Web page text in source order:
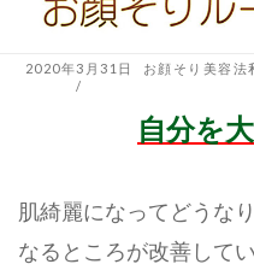
2020年3月31日 お顔そり美容法
自分を
肌綺麗になってどうな
なるところが改善して